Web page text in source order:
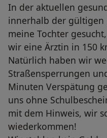
In der aktuellen
innerhalb der gültigen
meine Tochter
wir eine Ärztin in 150
Natürlich haben wir
Straßensperrungen
Minuten Verspätung
uns ohne
mit dem Hinweis, wir
wiederkommen!